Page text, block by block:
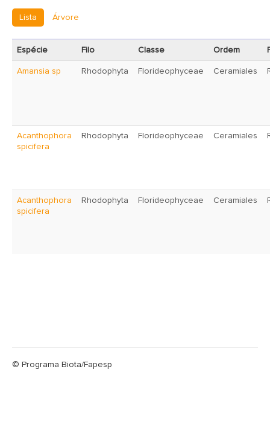
Lista Árvore
Espécie Filo Classe Ordem
Amansia sp Rhodophyta Florideophyceae Ceramiales
Acanthophora
spicifera
Rhodophyta Florideophyceae Ceramiales
Acanthophora
spicifera
Rhodophyta Florideophyceae Ceramiales
© Programa Biota/Fapesp